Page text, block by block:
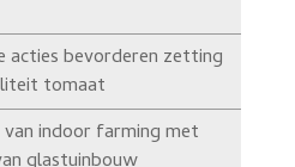
acties bevorderen zetting
tomaat
indoor farming met